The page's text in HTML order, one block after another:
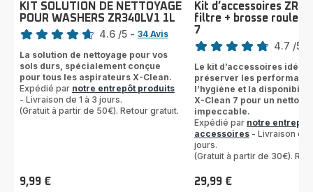
KIT SOLUTION DE NETTOYAGE
POUR WASHERS ZR340LV1 1L
Note
4.6 /5 - 34 Avis
La solution de nettoyage pour vos
sols durs, spécialement conçue
pour tous les aspirateurs X-Clean.
Expédié par notre entrepôt produits
- Livraison de 1 à 3 jours.
(Gratuit à partir de 50€). Retour gratuit.
Prix
9,99 €
Kit d’accessoires
filtre + brosse rouleau
7
Note
4.7 /5
Le kit d’accessoires idéal
préserver les
l’hygiène et la
X-Clean 7 pour un
impeccable.
Expédié par notre entrepôt
accessoires - Livraison de
jours.
(Gratuit à partir de 30€).
Prix
29,99 €